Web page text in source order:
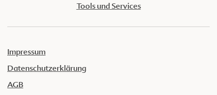
Tools und Services
Impressum
Datenschutzerklärung
AGB